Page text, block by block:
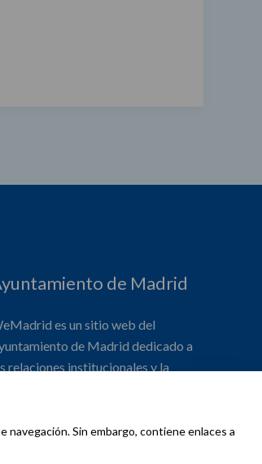
navegación. Sin embargo, contiene enlaces a
de Madrid
es un sitio web del
de Madrid dedicado a
relaciones institucionales y la